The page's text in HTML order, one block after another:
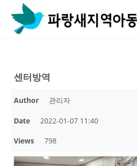
content
센터방역
Author 관리자
Date 2022-01-07 11:40
Views 798